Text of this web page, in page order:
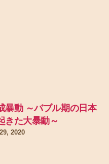
暴動 ～バブル期の日本
きた大暴動～
2020